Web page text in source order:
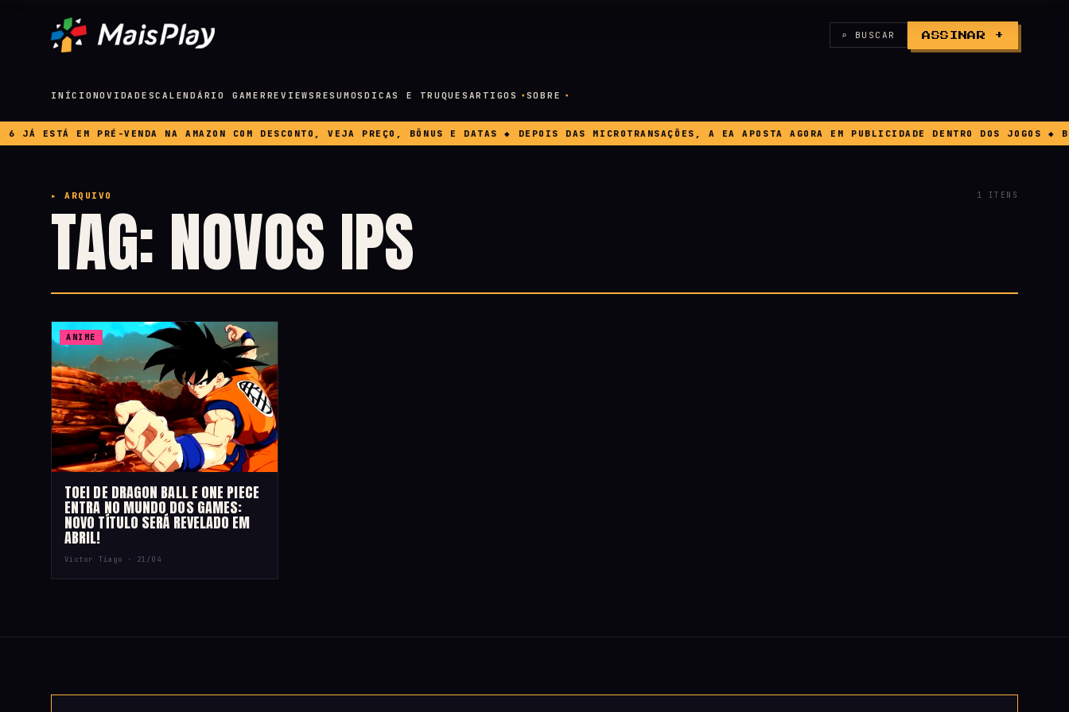
⌕ BUSCAR ASSINAR +
INÍCIO NOVIDADESCALENDÁRIO GAMER REVIEWS RESUMOSDICAS E TRUQUES ARTIGOS SOBRE
ESTÁ EM PRÉ-VENDA NA AMAZON COM DESCONTO, VEJA PREÇO, BÔNUS E DATAS ◆ DEPOIS DAS MICROTRANSAÇÕES, A EA APOSTA AGORA EM PUBLICIDADE DENTRO DOS
▸ ARQUIVO
TAG: NOVOS IPS 1 ITENS
ANIME
TOEI DE DRAGON BALL E ONE PIECE
ENTRA NO MUNDO DOS GAMES:
NOVO TÍTULO SERÁ REVELADO EM
ABRIL!
Victor Tiago · 21/04